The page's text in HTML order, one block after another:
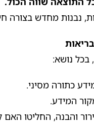
נבנות מחדש בצורה
נושא:
כתורה מסיני.
המידע.
והבנה, החליטו